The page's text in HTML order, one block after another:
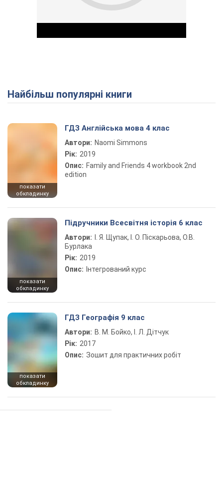
Play Video
Найбільш популярні книги
показати
обкладинку
ГДЗ Англійська мова 4 клас
Автори: Naomi Simmons
Рік: 2019
Опис: Family and Friends 4 workbook 2nd
edition
показати
обкладинку
Підручники Всесвітня історія 6 клас
Автори:
І. Я. Щупак, І. О. Піскарьова, О.В.
Бурлака
Рік: 2019
Опис: Інтегрований курс
показати
обкладинку
ГДЗ Географія 9 клас
Автори: В. М. Бойко, І. Л. Дітчук
Рік: 2017
Опис: Зошит для практичних робіт